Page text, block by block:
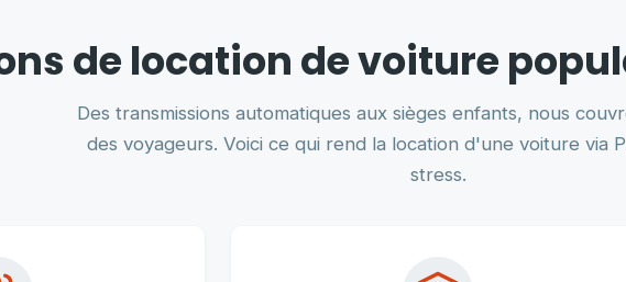
de location de voiture
Des transmissions automatiques aux sièges enfants, nous
des voyageurs. Voici ce qui rend la location d'une voiture via
stress.